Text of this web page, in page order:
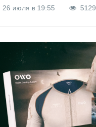
26 июля в 19:55 5129